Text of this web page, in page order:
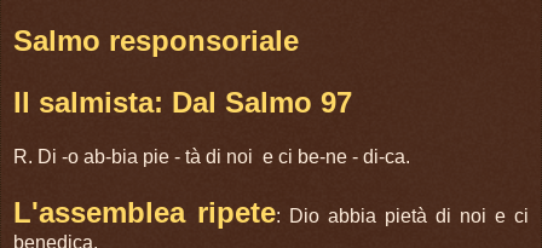
Salmo responsoriale
Il salmista: Dal Salmo 97
R. Di -o ab-bia pie - tà di noi e ci be-ne - di-ca.
L'assemblea ripete: Dio abbia pietà di noi e ci
benedica.